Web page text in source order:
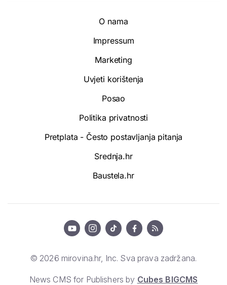
O nama
Impressum
Marketing
Uvjeti korištenja
Posao
Politika privatnosti
Pretplata - Često postavljanja pitanja
Srednja.hr
Baustela.hr
© 2026 mirovina.hr, Inc. Sva prava zadržana.
News CMS for Publishers by Cubes BIGCMS